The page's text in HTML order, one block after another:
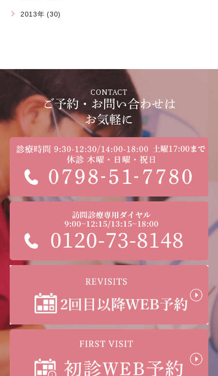
2013年 (30)
CONTACT
ご予約・お問い合わせは
お気軽に